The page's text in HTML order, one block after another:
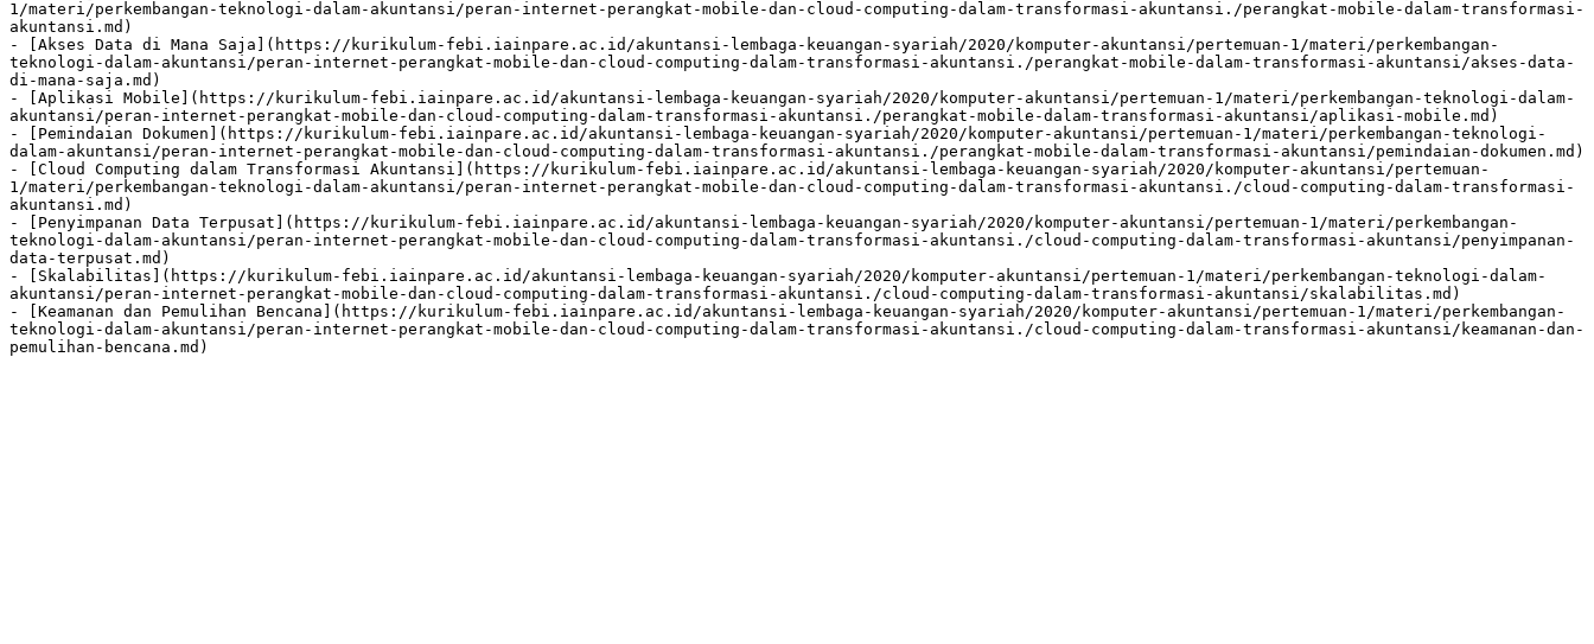
1/materi/perkembangan-teknologi-dalam-akuntansi/peran-internet-perangkat-mobile-dan-cloud-computing-dalam-transformasi-akuntansi./perangkat-mobile-dalam-transformasi-
akuntansi.md)
- [Akses Data di Mana Saja](https://kurikulum-febi.iainpare.ac.id/akuntansi-lembaga-keuangan-syariah/2020/komputer-akuntansi/pertemuan-1/materi/perkembangan-
teknologi-dalam-akuntansi/peran-internet-perangkat-mobile-dan-cloud-computing-dalam-transformasi-akuntansi./perangkat-mobile-dalam-transformasi-akuntansi/akses-data-
di-mana-saja.md)
- [Aplikasi Mobile](https://kurikulum-febi.iainpare.ac.id/akuntansi-lembaga-keuangan-syariah/2020/komputer-akuntansi/pertemuan-1/materi/perkembangan-teknologi-dalam-
akuntansi/peran-internet-perangkat-mobile-dan-cloud-computing-dalam-transformasi-akuntansi./perangkat-mobile-dalam-transformasi-akuntansi/aplikasi-mobile.md)
- [Pemindaian Dokumen](https://kurikulum-febi.iainpare.ac.id/akuntansi-lembaga-keuangan-syariah/2020/komputer-akuntansi/pertemuan-1/materi/perkembangan-teknologi-
dalam-akuntansi/peran-internet-perangkat-mobile-dan-cloud-computing-dalam-transformasi-akuntansi./perangkat-mobile-dalam-transformasi-akuntansi/pemindaian-dokumen.md)
- [Cloud Computing dalam Transformasi Akuntansi](https://kurikulum-febi.iainpare.ac.id/akuntansi-lembaga-keuangan-syariah/2020/komputer-akuntansi/pertemuan-
1/materi/perkembangan-teknologi-dalam-akuntansi/peran-internet-perangkat-mobile-dan-cloud-computing-dalam-transformasi-akuntansi./cloud-computing-dalam-transformasi-
akuntansi.md)
- [Penyimpanan Data Terpusat](https://kurikulum-febi.iainpare.ac.id/akuntansi-lembaga-keuangan-syariah/2020/komputer-akuntansi/pertemuan-1/materi/perkembangan-
teknologi-dalam-akuntansi/peran-internet-perangkat-mobile-dan-cloud-computing-dalam-transformasi-akuntansi./cloud-computing-dalam-transformasi-akuntansi/penyimpanan-
data-terpusat.md)
- [Skalabilitas](https://kurikulum-febi.iainpare.ac.id/akuntansi-lembaga-keuangan-syariah/2020/komputer-akuntansi/pertemuan-1/materi/perkembangan-teknologi-dalam-
akuntansi/peran-internet-perangkat-mobile-dan-cloud-computing-dalam-transformasi-akuntansi./cloud-computing-dalam-transformasi-akuntansi/skalabilitas.md)
- [Keamanan dan Pemulihan Bencana](https://kurikulum-febi.iainpare.ac.id/akuntansi-lembaga-keuangan-syariah/2020/komputer-akuntansi/pertemuan-1/materi/perkembangan-
teknologi-dalam-akuntansi/peran-internet-perangkat-mobile-dan-cloud-computing-dalam-transformasi-akuntansi./cloud-computing-dalam-transformasi-akuntansi/keamanan-dan-